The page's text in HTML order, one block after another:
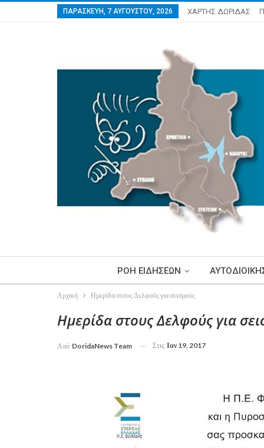
ΠΑΡΑΣΚΕΥΉ, 7 ΑΥΓΟΎΣΤΟΥ, 2026 ΧΑΡΤΗΣ ΔΩΡΙΔΑΣ
ΡΟΗ ΕΙΔΗΣΕΩΝ
Αρχική Ημερίδα στους Δελφούς για σεισμούς
Ημερίδα στους Δελφούς για
Από DoridaNews Team Στις Ιαν 19, 2017